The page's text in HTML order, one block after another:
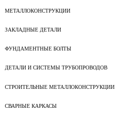
МЕТАЛЛОКОНСТРУКЦИИ
ЗАКЛАДНЫЕ ДЕТАЛИ
ФУНДАМЕНТНЫЕ БОЛТЫ
ДЕТАЛИ И СИСТЕМЫ ТРУБОПРОВОДОВ
СТРОИТЕЛЬНЫЕ МЕТАЛЛОКОНСТРУКЦИИ
СВАРНЫЕ КАРКАСЫ